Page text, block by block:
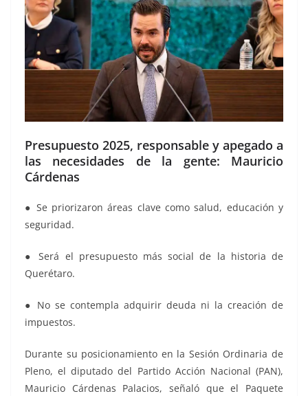
Presupuesto 2025, responsable y apegado a
las necesidades de la gente: Mauricio
Cárdenas
● Se priorizaron áreas clave como salud, educación y
seguridad.
● Será el presupuesto más social de la historia de
Querétaro.
● No se contempla adquirir deuda ni la creación de
impuestos.
Durante su posicionamiento en la Sesión Ordinaria de
Pleno, el diputado del Partido Acción Nacional (PAN),
Mauricio Cárdenas Palacios, señaló que el Paquete